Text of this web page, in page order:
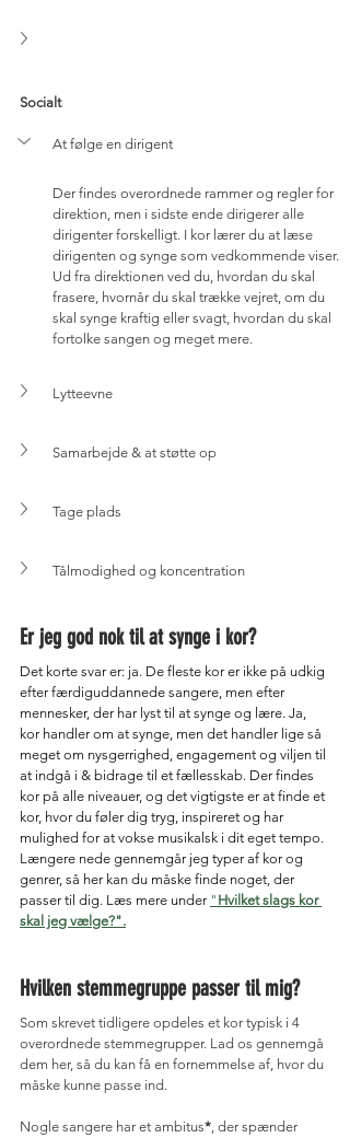
Socialt
At følge en dirigent
Der findes overordnede rammer og regler for
direktion, men i sidste ende dirigerer alle
dirigenter forskelligt. I kor lærer du at læse
dirigenten og synge som vedkommende viser.
Ud fra direktionen ved du, hvordan du skal
frasere, hvornår du skal trække vejret, om du
skal synge kraftig eller svagt, hvordan du skal
fortolke sangen og meget mere.
Lytteevne
Samarbejde & at støtte op
Tage plads
Tålmodighed og koncentration
Er jeg god nok til at synge i kor?
Det korte svar er: ja. De fleste kor er ikke på udkig
efter færdiguddannede sangere, men efter
mennesker, der har lyst til at synge og lære. Ja,
kor handler om at synge, men det handler lige så
meget om nysgerrighed, engagement og viljen til
at indgå i & bidrage til et fællesskab. Der findes
kor på alle niveauer, og det vigtigste er at finde et
kor, hvor du føler dig tryg, inspireret og har
mulighed for at vokse musikalsk i dit eget tempo.
Længere nede gennemgår jeg typer af kor og
genrer, så her kan du måske finde noget, der
passer til dig. Læs mere under " Hvilket slags kor
skal jeg vælge?".
Hvilken stemmegruppe passer til mig?
Som skrevet tidligere opdeles et kor typisk i 4
overordnede stemmegrupper. Lad os gennemgå
dem her, så du kan få en fornemmelse af, hvor du
måske kunne passe ind.
Nogle sangere har et ambitus*, der spænder